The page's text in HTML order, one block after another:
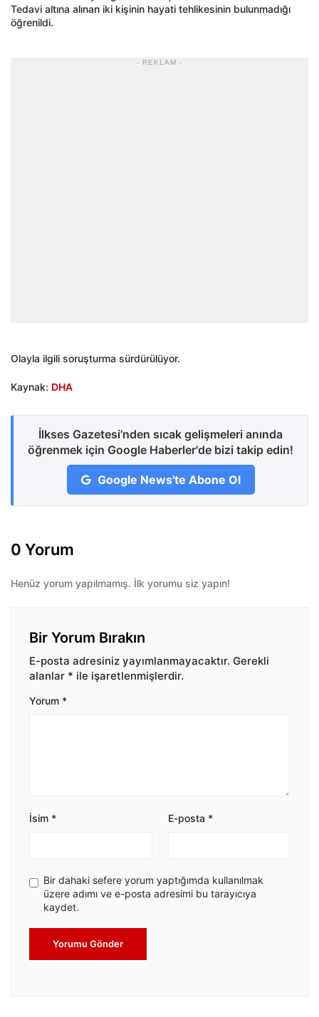
Tedavi altına alınan iki kişinin hayati tehlikesinin bulunmadığı
öğrenildi.
- REKLAM -
Olayla ilgili soruşturma sürdürülüyor.
Kaynak: DHA
İlkses Gazetesi'nden sıcak gelişmeleri anında
öğrenmek için Google Haberler'de bizi takip edin!
Google News'te Abone Ol
0 Yorum
Henüz yorum yapılmamış. İlk yorumu siz yapın!
Bir Yorum Bırakın
E-posta adresiniz yayımlanmayacaktır. Gerekli
alanlar * ile işaretlenmişlerdir.
Yorum *
İsim * E-posta *
Bir dahaki sefere yorum yaptığımda kullanılmak
üzere adımı ve e-posta adresimi bu tarayıcıya
kaydet.
Yorumu Gönder